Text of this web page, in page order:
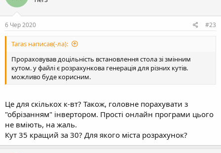
6 Чер 2020 #23
Taras написав(-ла):
Прораховував доцільність встановлення стола зі змінним
кутом. у файлі є розрахункова генерація для різних кутів.
можливо буде корисним.
Це для скількох к-вт? Також, головне порахувати з
"обрізанням" інвертором. Прості онлайн програми цього
не вміють, на жаль.
Кут 35 кращий за 30? Для якого міста розрахунок?